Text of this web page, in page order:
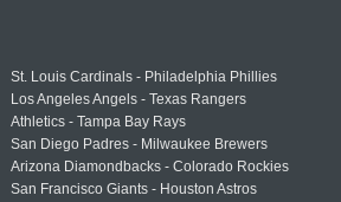
St. Louis Cardinals - Philadelphia Phillies
Los Angeles Angels - Texas Rangers
Athletics - Tampa Bay Rays
San Diego Padres - Milwaukee Brewers
Arizona Diamondbacks - Colorado Rockies
San Francisco Giants - Houston Astros